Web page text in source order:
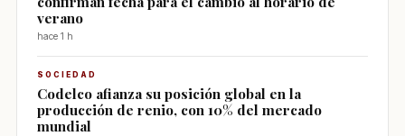
verano
hace 1 h
SOCIEDAD
Codelco afianza su posición global en la
producción de renio, con 10% del mercado
mundial